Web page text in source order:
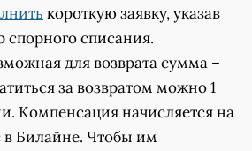
короткую заявку, указав
спорного списания.
для возврата сумма –
за возвратом можно 1
Компенсация начисляется на
Билайне. Чтобы им